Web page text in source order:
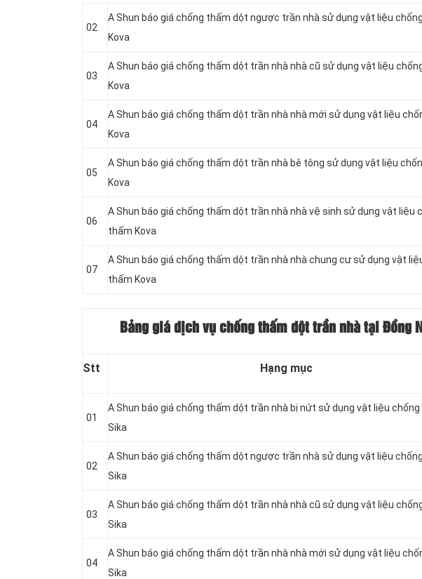
02
A Shun báo giá chống thấm dột ngược trần nhà sử dụng vật liệu
Kova
03
A Shun báo giá chống thấm dột trần nhà nhà cũ sử dụng vật liệu
Kova
04
A Shun báo giá chống thấm dột trần nhà nhà mới sử dụng vật liệu
Kova
05
A Shun báo giá chống thấm dột trần nhà bê tông sử dụng vật liệu
Kova
06
A Shun báo giá chống thấm dột trần nhà nhà vệ sinh sử dụng vật liệu
thấm Kova
07
A Shun báo giá chống thấm dột trần nhà nhà chung cư sử dụng vật
thấm Kova
Bảng giá dịch vụ chống thấm dột trần nhà tại Đồng
Stt Hạng mục
01
A Shun báo giá chống thấm dột trần nhà bị nứt sử dụng vật liệu
Sika
02
A Shun báo giá chống thấm dột ngược trần nhà sử dụng vật liệu
Sika
03
A Shun báo giá chống thấm dột trần nhà nhà cũ sử dụng vật liệu
Sika
04
A Shun báo giá chống thấm dột trần nhà nhà mới sử dụng vật liệu
Sika